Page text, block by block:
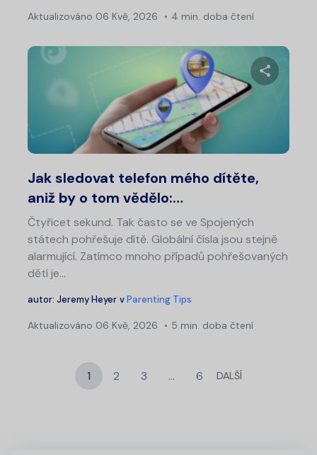
Aktualizováno 06 Kvě, 2026 4 min. doba čtení
Jak sledovat telefon mého dítěte,
aniž by o tom vědělo:…
Čtyřicet sekund. Tak často se ve Spojených
státech pohřešuje dítě. Globální čísla jsou stejně
alarmující. Zatímco mnoho případů pohřešovaných
dětí je...
autor: Jeremy Heyer vParenting Tips
Aktualizováno 06 Kvě, 2026 5 min. doba čtení
1 2 3 … 6 DALŠÍ